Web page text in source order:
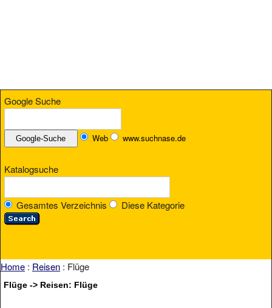
Google Suche
Web www.suchnase.de
Katalogsuche
Gesamtes Verzeichnis Diese Kategorie
Home : Reisen : Flüge
Flüge -> Reisen: Flüge